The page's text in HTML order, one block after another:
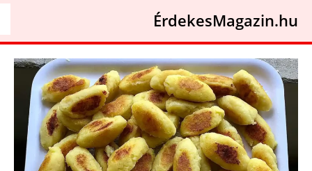
ÉrdekesMagazin.hu